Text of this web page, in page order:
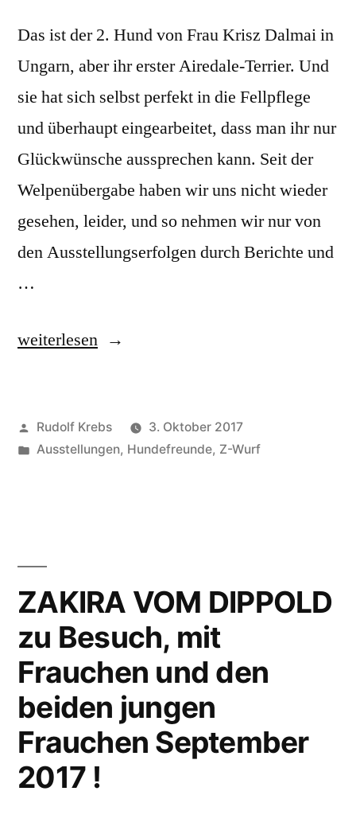
Das ist der 2. Hund von Frau Krisz Dalmai in
Ungarn, aber ihr erster Airedale-Terrier. Und
sie hat sich selbst perfekt in die Fellpflege
und überhaupt eingearbeitet, dass man ihr nur
Glückwünsche aussprechen kann. Seit der
Welpenübergabe haben wir uns nicht wieder
gesehen, leider, und so nehmen wir nur von
den Ausstellungserfolgen durch Berichte und
…
„Unsere
VOM
Frau
Krisz
Dalmai
–
beide
überraschen
uns
weiterlesen
Veröffentlicht
von
Rudolf Krebs
3. Oktober 2017
Veröffentlicht
Ausstellungen, Hundefreunde, Z-Wurf
ZAKIRA VOM DIPPOLD
zu Besuch, mit
Frauchen und den
beiden jungen
Frauchen September
2017 !